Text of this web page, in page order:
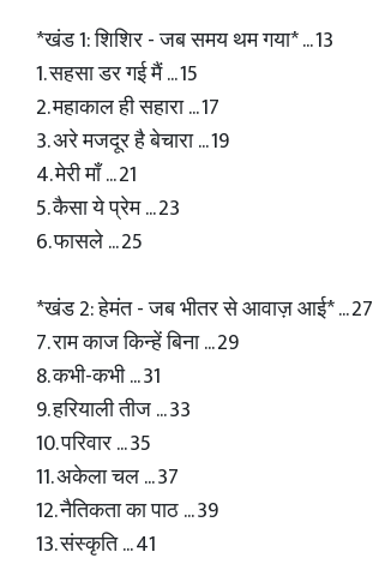
*खंड 1: शिशिर - जब समय थम गया* ... 13
1. सहसा डर गई मैं ... 15
2. महाकाल ही सहारा ... 17
3. अरे मजदूर है बेचारा ... 19
4. मेरी माँ ... 21
5. कैसा ये प्रेम ... 23
6. फासले ... 25
*खंड 2: हेमंत - जब भीतर से आवाज़ आई* ... 27
7. राम काज किन्हें बिना ... 29
8. कभी-कभी ... 31
9. हरियाली तीज ... 33
10. परिवार ... 35
11. अकेला चल ... 37
12. नैतिकता का पाठ ... 39
13. संस्कृति ... 41